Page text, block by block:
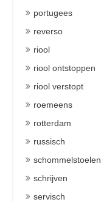
portugees
reverso
riool
riool ontstoppen
riool verstopt
roemeens
rotterdam
russisch
schommelstoelen
schrijven
servisch